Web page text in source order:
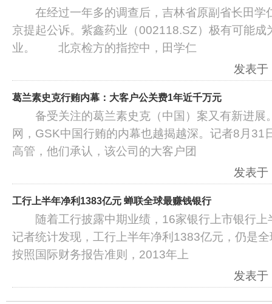
在经过一年多的调查后，吉林省原副省长田学
京提起公诉。紫鑫药业（002118.SZ）极有可能成
业。 北京检方的指控中，田学仁
发表
葛兰素史克行贿内幕：大客户公关费1年近千万元
备受关注的葛兰素史克（中国）案又有新进展
网，GSK中国行贿的内幕也越揭越深。记者8月31
高管，他们承认，该公司的大客户团
发表
工行上半年净利1383亿元 蝉联全球最赚钱银行
随着工行披露中期业绩，16家银行上市银行上
记者统计发现，工行上半年净利1383亿元，仍
按照国际财务报告准则，2013年上
发表